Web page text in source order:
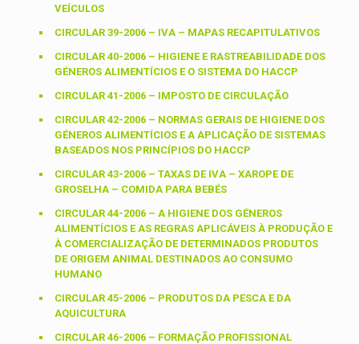
VEÍCULOS
CIRCULAR 39-2006 – IVA – MAPAS RECAPITULATIVOS
CIRCULAR 40-2006 – HIGIENE E RASTREABILIDADE DOS
GÉNEROS ALIMENTÍCIOS E O SISTEMA DO HACCP
CIRCULAR 41-2006 – IMPOSTO DE CIRCULAÇÃO
CIRCULAR 42-2006 – NORMAS GERAIS DE HIGIENE DOS
GÉNEROS ALIMENTÍCIOS E A APLICAÇÃO DE SISTEMAS
BASEADOS NOS PRINCÍPIOS DO HACCP
CIRCULAR 43-2006 – TAXAS DE IVA – XAROPE DE
GROSELHA – COMIDA PARA BEBÉS
CIRCULAR 44-2006 – A HIGIENE DOS GÉNEROS
ALIMENTÍCIOS E AS REGRAS APLICÁVEIS À PRODUÇÃO E
À COMERCIALIZAÇÃO DE DETERMINADOS PRODUTOS
DE ORIGEM ANIMAL DESTINADOS AO CONSUMO
HUMANO
CIRCULAR 45-2006 – PRODUTOS DA PESCA E DA
AQUICULTURA
CIRCULAR 46-2006 – FORMAÇÃO PROFISSIONAL